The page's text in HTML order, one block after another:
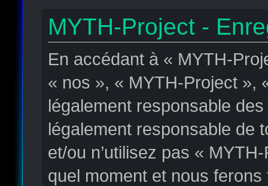
MYTH-Project -
En accédant à « MYTH-
« nos », « MYTH-Project »,
légalement responsable
légalement responsable de
et/ou n’utilisez pas «
quel moment et nous